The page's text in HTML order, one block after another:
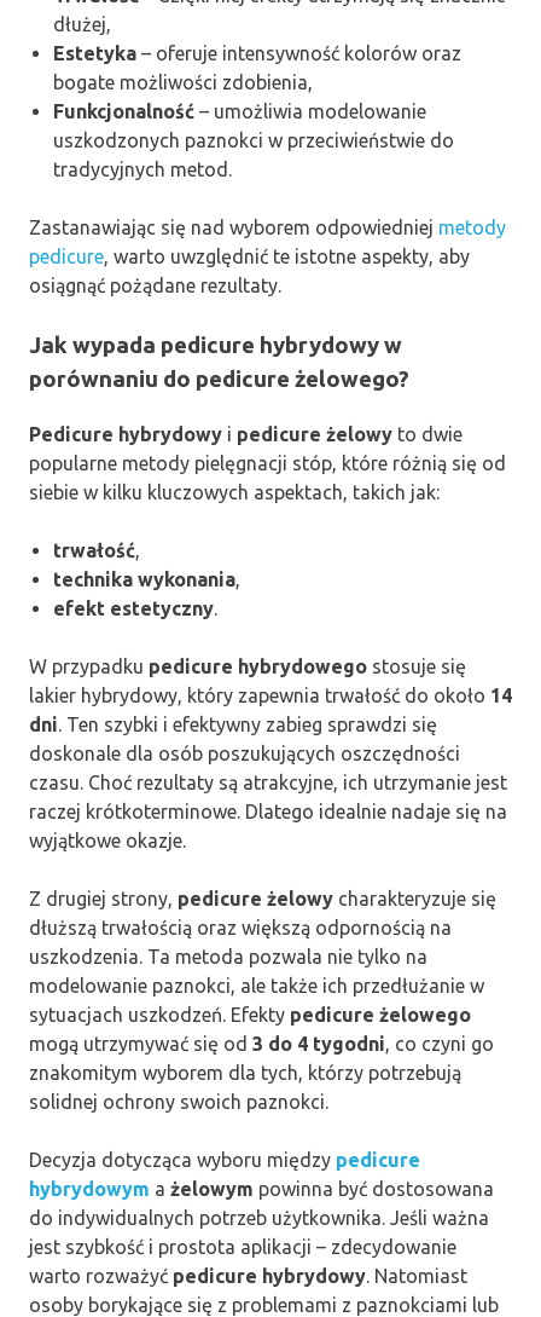
dłużej,
Estetyka – oferuje intensywność kolorów oraz
bogate możliwości zdobienia,
Funkcjonalność – umożliwia modelowanie
uszkodzonych paznokci w przeciwieństwie do
tradycyjnych metod.
Zastanawiając się nad wyborem odpowiedniej metody
pedicure, warto uwzględnić te istotne aspekty, aby
osiągnąć pożądane rezultaty.
Jak wypada pedicure hybrydowy w
porównaniu do pedicure żelowego?
Pedicure hybrydowy i pedicure żelowy to dwie
popularne metody pielęgnacji stóp, które różnią się od
siebie w kilku kluczowych aspektach, takich jak:
trwałość,
technika wykonania,
efekt estetyczny.
W przypadku pedicure hybrydowego stosuje się
lakier hybrydowy, który zapewnia trwałość do około 14
dni. Ten szybki i efektywny zabieg sprawdzi się
doskonale dla osób poszukujących oszczędności
czasu. Choć rezultaty są atrakcyjne, ich utrzymanie jest
raczej krótkoterminowe. Dlatego idealnie nadaje się na
wyjątkowe okazje.
Z drugiej strony, pedicure żelowy charakteryzuje się
dłuższą trwałością oraz większą odpornością na
uszkodzenia. Ta metoda pozwala nie tylko na
modelowanie paznokci, ale także ich przedłużanie w
sytuacjach uszkodzeń. Efekty pedicure żelowego
mogą utrzymywać się od 3 do 4 tygodni, co czyni go
znakomitym wyborem dla tych, którzy potrzebują
solidnej ochrony swoich paznokci.
Decyzja dotycząca wyboru między pedicure
hybrydowym a żelowym powinna być dostosowana
do indywidualnych potrzeb użytkownika. Jeśli ważna
jest szybkość i prostota aplikacji – zdecydowanie
warto rozważyć pedicure hybrydowy. Natomiast
osoby borykające się z problemami z paznokciami lub